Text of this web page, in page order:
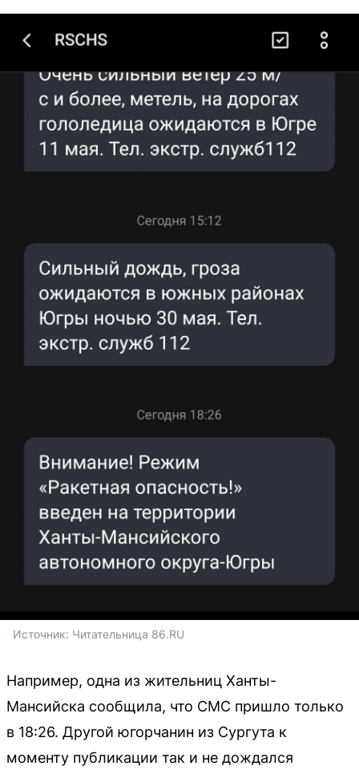
Источник: Читательница 86.RU
Например, одна из жительниц Ханты-
Мансийска сообщила, что СМС пришло только
в 18:26. Другой югорчанин из Сургута к
моменту публикации так и не дождался